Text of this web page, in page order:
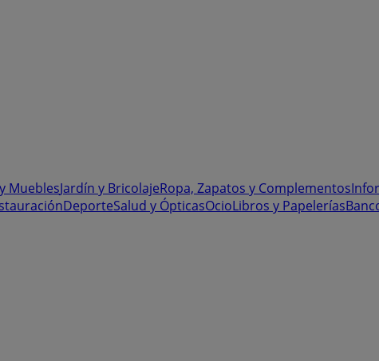
MueblesJardín y BricolajeRopa, Zapatos y Complementos
DeporteSalud y ÓpticasOcioLibros y Papelerías